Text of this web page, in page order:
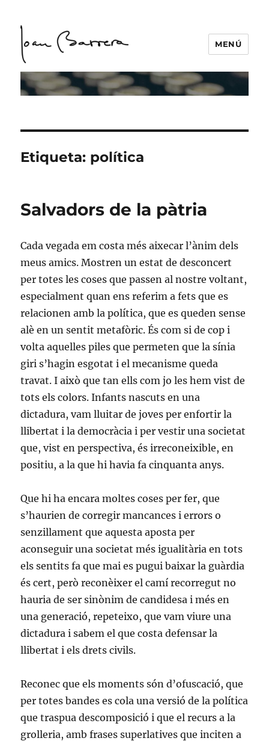
MENÚ
Etiqueta: política
Salvadors de la pàtria
Cada vegada em costa més aixecar l’ànim dels
meus amics. Mostren un estat de desconcert
per totes les coses que passen al nostre voltant,
especialment quan ens referim a fets que es
relacionen amb la política, que es queden sense
alè en un sentit metafòric. És com si de cop i
volta aquelles piles que permeten que la sínia
giri s’hagin esgotat i el mecanisme queda
travat. I això que tan ells com jo les hem vist de
tots els colors. Infants nascuts en una
dictadura, vam lluitar de joves per enfortir la
llibertat i la democràcia i per vestir una societat
que, vist en perspectiva, és irreconeixible, en
positiu, a la que hi havia fa cinquanta anys.
Que hi ha encara moltes coses per fer, que
s’haurien de corregir mancances i errors o
senzillament que aquesta aposta per
aconseguir una societat més igualitària en tots
els sentits fa que mai es pugui baixar la guàrdia
és cert, però reconèixer el camí recorregut no
hauria de ser sinònim de candidesa i més en
una generació, repeteixo, que vam viure una
dictadura i sabem el que costa defensar la
llibertat i els drets civils.
Reconec que els moments són d’ofuscació, que
per totes bandes es cola una versió de la política
que traspua descomposició i que el recurs a la
grolleria, amb frases superlatives que inciten a